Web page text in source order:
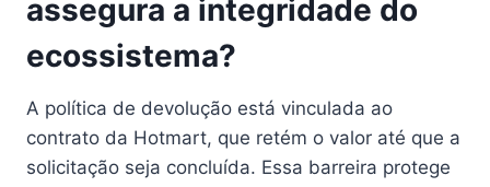
assegura a integridade do
ecossistema?
A política de devolução está vinculada ao
contrato da Hotmart, que retém o valor até que a
solicitação seja concluída. Essa barreira protege